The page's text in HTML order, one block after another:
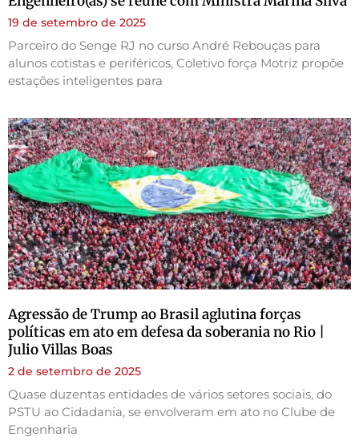
19 de setembro de 2025
Parceiro do Senge RJ no curso André Rebouças para
alunos cotistas e periféricos, Coletivo força Motriz propõe
estações inteligentes para
Agressão de Trump ao Brasil aglutina forças
políticas em ato em defesa da soberania no Rio |
Julio Villas Boas
2 de setembro de 2025
Quase duzentas entidades de vários setores sociais, do
PSTU ao Cidadania, se envolveram em ato no Clube de
Engenharia